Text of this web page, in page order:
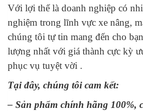
Với lợi thế là doanh nghiệp có
nghiệm trong lĩnh vực xe nâng,
chúng tôi tự tin mang đến cho
lượng nhất với giá thành cực kỳ
phục vụ tuyệt vời .
Tại đây, chúng tôi cam kết:
– Sản phẩm chính hãng 100%,